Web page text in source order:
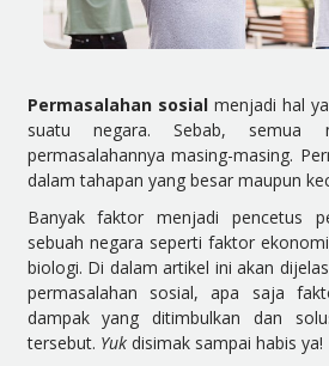
Permasalahan sosialmenjadi hal
suatu negara. Sebab, semua
permasalahannya masing-masing.
dalam tahapan yang besar maupun
Banyak faktor menjadi pencetus
sebuah negara seperti faktor
biologi. Di dalam artikel ini akan
permasalahan sosial, apa saja
dampak yang ditimbulkan dan
tersebut. Yukdisimak sampai habis ya!